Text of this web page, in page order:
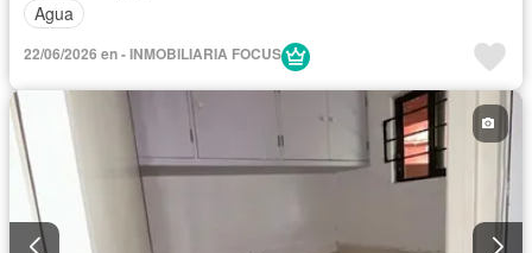
Agua
22/06/2026 en - INMOBILIARIA FOCUS